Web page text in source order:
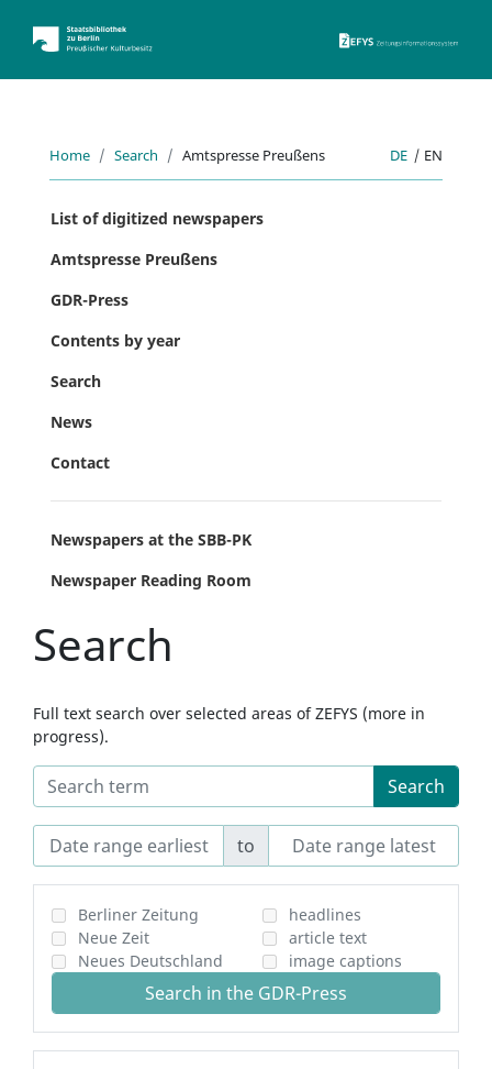
Home Search Amtspresse Preußens DE | EN
List of digitized newspapers
Amtspresse Preußens
GDR-Press
Contents by year
Search
News
Contact
Newspapers at the SBB-PK
Newspaper Reading Room
Search
Full text search over selected areas of ZEFYS (more in
progress).
Search
to
Berliner Zeitung
Neue Zeit
Neues Deutschland
headlines
article text
image captions
Search in the GDR-Press